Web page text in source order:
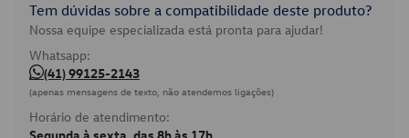
Tem dúvidas sobre a compatibilidade deste produto?
Nossa equipe especializada está pronta para ajudar!
Whatsapp:
(41) 99125-2143
(apenas mensagens de texto, não atendemos ligações)
Horário de atendimento: